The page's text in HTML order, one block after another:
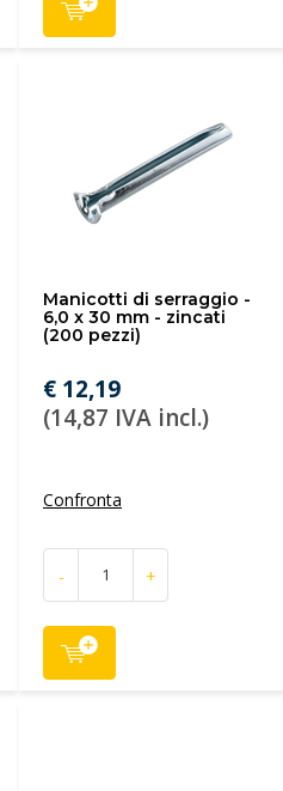
Manicotti di serraggio -
6,0 x 30 mm - zincati
(200 pezzi)
€ 12,19
(14,87 IVA incl.)
Confronta
- +